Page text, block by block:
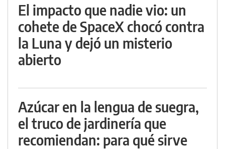
El impacto que nadie vio: un
cohete de SpaceX chocó contra
la Luna y dejó un misterio
abierto
Azúcar en la lengua de suegra,
el truco de jardinería que
recomiendan: para qué sirve